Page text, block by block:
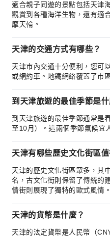
適合親子同遊的景點包括天津
觀賞到各種海洋生物，還有適
摩天輪。
天津的交通方式有哪些？
天津市內交通十分便利，您可
或網約車。地鐵網絡覆蓋了市
到天津旅遊的最佳季節是
到天津旅遊的最佳季節通常是
至10月）。這兩個季節氣候宜
天津有哪些歷史文化街區
天津的歷史文化街區眾多，其
名，古文化街則保留了傳統的
情街則展現了獨特的歐式風情。
天津的貨幣是什麼？
天津的法定貨幣是人民幣（